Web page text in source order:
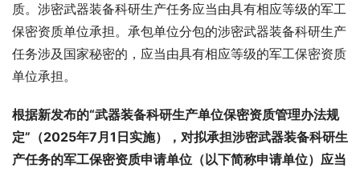
质。涉密武器装备科研生产任务应当由具有相应等级的军工
保密资质单位承担。承包单位分包的涉密武器装备科研生产
任务涉及国家秘密的，应当由具有相应等级的军工保密资质
单位承担。
根据新发布的“武器装备科研生产单位保密资质管理办法规
定”（2025年7月1日实施），对拟承担涉密武器装备科研生
产任务的军工保密资质申请单位（以下简称申请单位）应当